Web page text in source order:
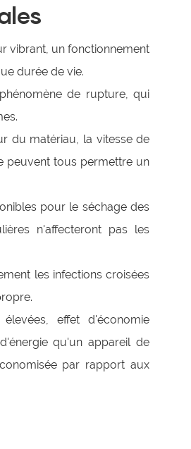
vibrant, un fonctionnement
durée de vie.
de rupture, qui
du matériau, la vitesse de
peuvent tous permettre un
pour le séchage des
n'affecteront pas les
les infections croisées
effet d'économie
qu'un appareil de
par rapport aux